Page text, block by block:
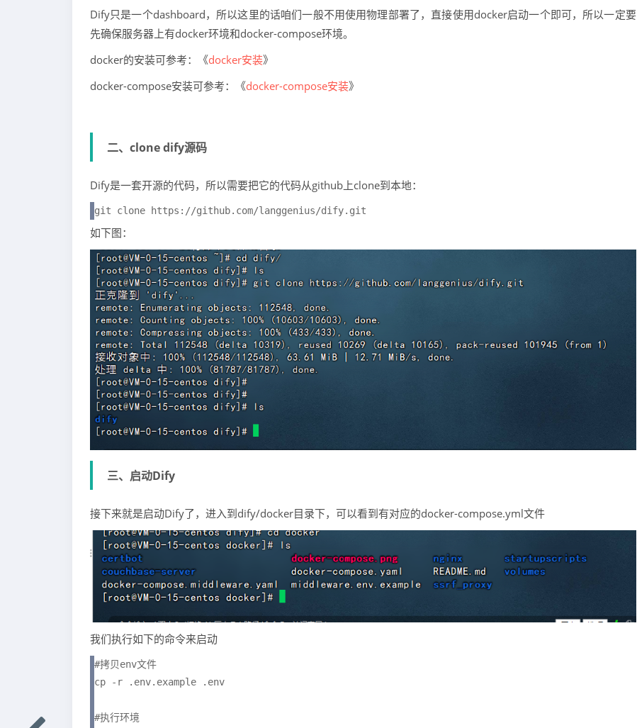
Dify只是一个dashboard，所以这里的话咱们一般不用使用物理部署了，直接使用docker启动一个即可，所以一定要
先确保服务器上有docker环境和docker-compose环境。
docker的安装可参考：《docker安装》
docker-compose安装可参考：《docker-compose安装》
二、clone dify源码
Dify是一套开源的代码，所以需要把它的代码从github上clone到本地：
git clone https://github.com/langgenius/dify.git
如下图：
三、启动Dify
接下来就是启动Dify了，进入到dify/docker目录下，可以看到有对应的docker-compose.yml文件
我们执行如下的命令来启动
#拷贝env文件
cp -r .env.example .env
#执行环境